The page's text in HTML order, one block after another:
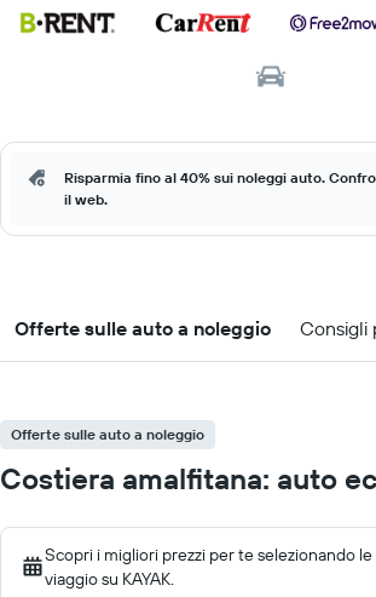
Risparmia fino al 40% sui noleggi auto.
il web.
Offerte sulle auto a noleggio Consigli
Offerte sulle auto a noleggio
Costiera amalfitana: auto
Scopri i migliori prezzi per te selezionando
viaggio su KAYAK.